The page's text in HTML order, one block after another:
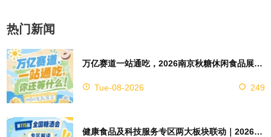
热门新闻
万亿赛道一站通吃，2026南京秋糖休闲食品展区4万㎡超大展馆等你来占位
Tue-08-2026 249
健康食品及科技服务专区两大板块联动｜2026南京秋糖实现双向赋能助力企业对接技术资源